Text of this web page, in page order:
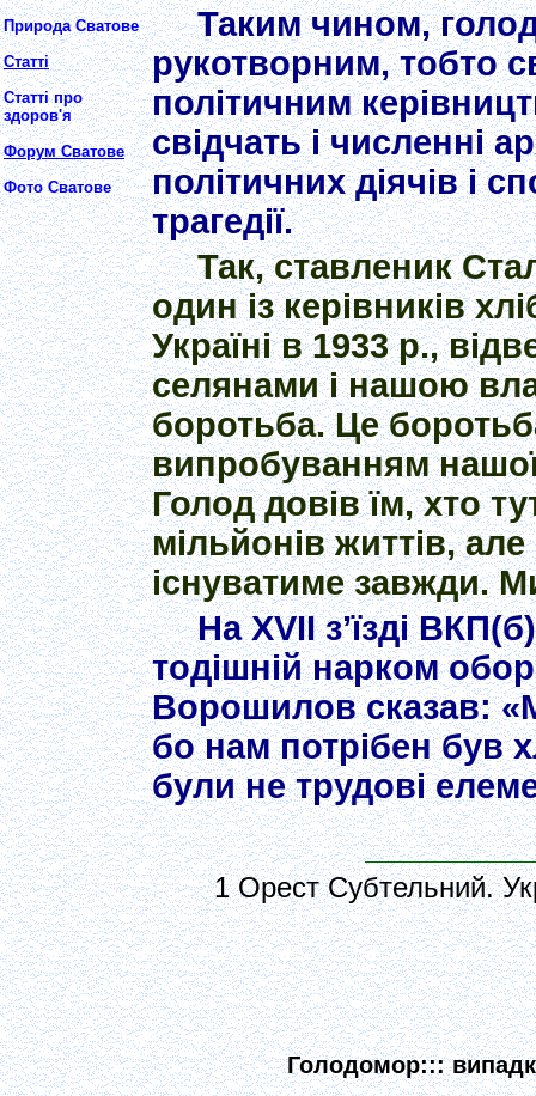
Природа Сватове
Статті
Статті про
здоров'я
Форум Сватове
Фото Сватове
Таким чином,
рукотворним, тобто
політичним
свідчать і численні
політичних діячів і
трагедії.
Так, ставленик
один із керівників
Україні в 1933 р.,
селянами і нашою
боротьба. Це
випробуванням нашої
Голод довів їм, хто
мільйонів життів,
існуватиме завжди.
На XVII з’їзді
тодішній нарком
Ворошилов сказав:
бо нам потрібен був
були не трудові
1 Орест Субтельний.
Голодомор:::